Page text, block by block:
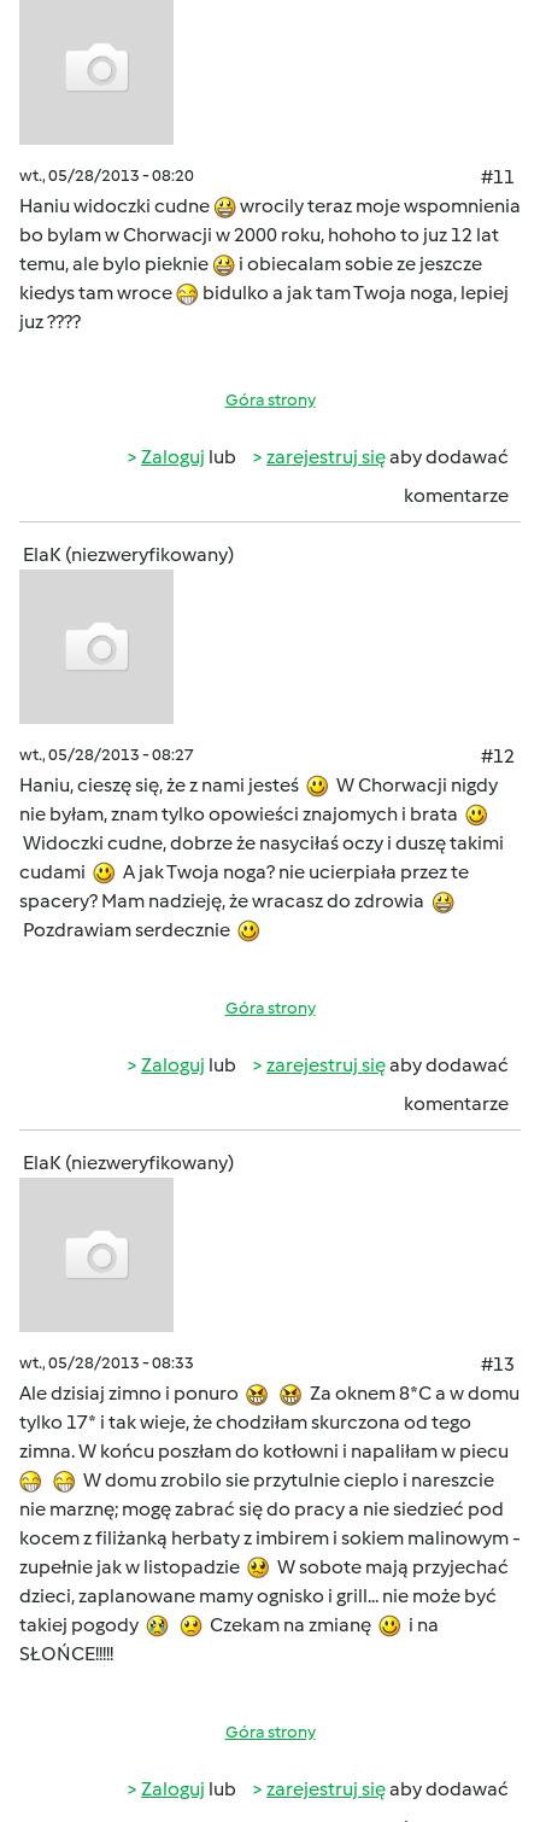
wt., 05/28/2013 - 08:20
#11
Haniu widoczki cudne
wrocily teraz moje wspomnienia
bo bylam w Chorwacji w 2000 roku, hohoho to juz 12 lat
temu, ale bylo pieknie
i obiecalam sobie ze jeszcze
kiedys tam wroce
bidulko a jak tam Twoja noga, lepiej
juz ????
Góra strony
Zaloguj lub zarejestruj sięaby dodawać
komentarze
ElaK (niezweryfikowany)
wt., 05/28/2013 - 08:27
#12
Haniu, cieszę się, że z nami jesteś
W Chorwacji nigdy
nie byłam, znam tylko opowieści znajomych i brata
Widoczki cudne, dobrze że nasyciłaś oczy i duszę takimi
cudami
A jak Twoja noga? nie ucierpiała przez te
spacery? Mam nadzieję, że wracasz do zdrowia
Pozdrawiam serdecznie
Góra strony
Zaloguj lub zarejestruj sięaby dodawać
komentarze
ElaK (niezweryfikowany)
wt., 05/28/2013 - 08:33
#13
Ale dzisiaj zimno i ponuro
Za oknem 8*C a w domu
tylko 17* i tak wieje, że chodziłam skurczona od tego
zimna. W końcu poszłam do kotłowni i napaliłam w piecu
W domu zrobilo sie przytulnie cieplo i nareszcie
nie marznę; mogę zabrać się do pracy a nie siedzieć pod
kocem z filiżanką herbaty z imbirem i sokiem malinowym -
zupełnie jak w listopadzie
W sobote mają przyjechać
dzieci, zaplanowane mamy ognisko i grill... nie może być
takiej pogody
Czekam na zmianę
i na
SŁOŃCE!!!!!
Góra strony
Zaloguj lub zarejestruj sięaby dodawać